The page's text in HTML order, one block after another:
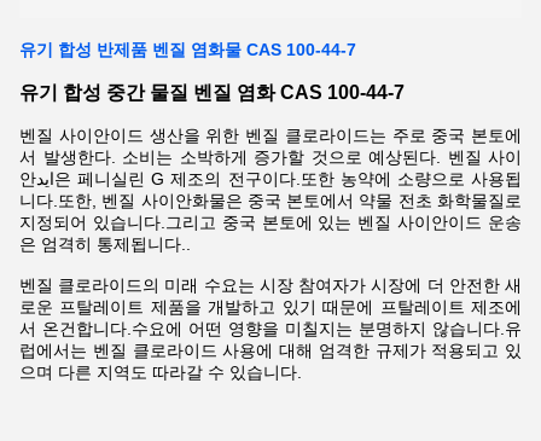
유기 합성 반제품 벤질 염화물 CAS 100-44-7
유기 합성 중간 물질 벤질 염화 CAS 100-44-7
벤질 사이안이드 생산을 위한 벤질 클로라이드는 주로 중국 본토에
서 발생한다. 소비는 소박하게 증가할 것으로 예상된다. 벤질 사이
안ايد은 페니실린 G 제조의 전구이다.또한 농약에 소량으로 사용됩
니다.또한, 벤질 사이안화물은 중국 본토에서 약물 전초 화학물질로
지정되어 있습니다.그리고 중국 본토에 있는 벤질 사이안이드 운송
은 엄격히 통제됩니다..
벤질 클로라이드의 미래 수요는 시장 참여자가 시장에 더 안전한 새
로운 프탈레이트 제품을 개발하고 있기 때문에 프탈레이트 제조에
서 온건합니다.수요에 어떤 영향을 미칠지는 분명하지 않습니다.유
럽에서는 벤질 클로라이드 사용에 대해 엄격한 규제가 적용되고 있
으며 다른 지역도 따라갈 수 있습니다.